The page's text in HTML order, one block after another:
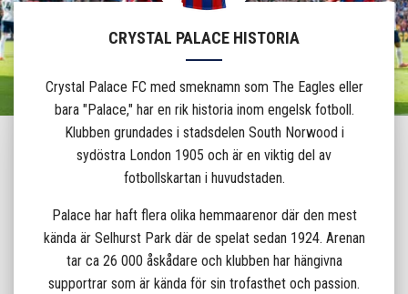
CRYSTAL PALACE HISTORIA
Crystal Palace FC med smeknamn som The Eagles eller
bara "Palace," har en rik historia inom engelsk fotboll.
Klubben grundades i stadsdelen South Norwood i
sydöstra London 1905 och är en viktig del av
fotbollskartan i huvudstaden.
Palace har haft flera olika hemmaarenor där den mest
kända är Selhurst Park där de spelat sedan 1924. Arenan
tar ca 26 000 åskådare och klubben har hängivna
supportrar som är kända för sin trofasthet och passion.